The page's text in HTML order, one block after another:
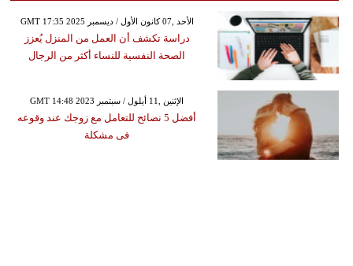
GMT 17:35 2025 الأحد ,07 كانون الأول / ديسمبر
دراسة تكشف أن العمل من المنزل يُعزز
الصحة النفسية للنساء أكثر من الرجال
GMT 14:48 2023 الإثنين ,11 أيلول / سبتمبر
أفضل 5 نصائح للتعامل مع زوجك عند وقوعه
فى مشكلة